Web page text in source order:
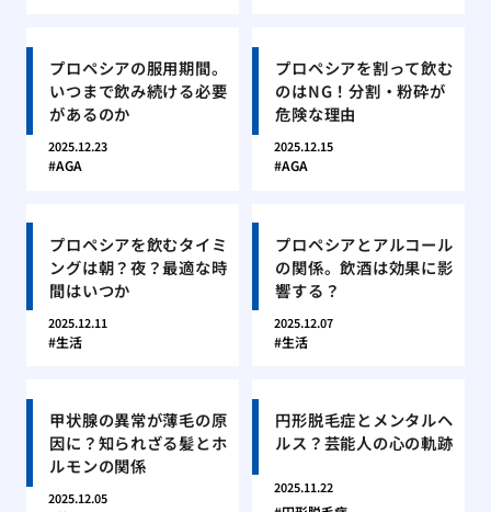
プロペシアの服用期間。
いつまで飲み続ける必要
があるのか
2025.12.23
AGA
プロペシアを割って飲む
のはNG！分割・粉砕が
危険な理由
2025.12.15
AGA
プロペシアを飲むタイミ
ングは朝？夜？最適な時
間はいつか
2025.12.11
生活
プロペシアとアルコール
の関係。飲酒は効果に影
響する？
2025.12.07
生活
甲状腺の異常が薄毛の原
因に？知られざる髪とホ
ルモンの関係
2025.12.05
円形脱毛症とメンタルヘ
ルス？芸能人の心の軌跡
2025.11.22